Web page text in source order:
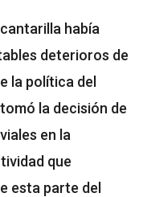
había
deterioros de
la política del
la decisión de
en la
que
esta parte del